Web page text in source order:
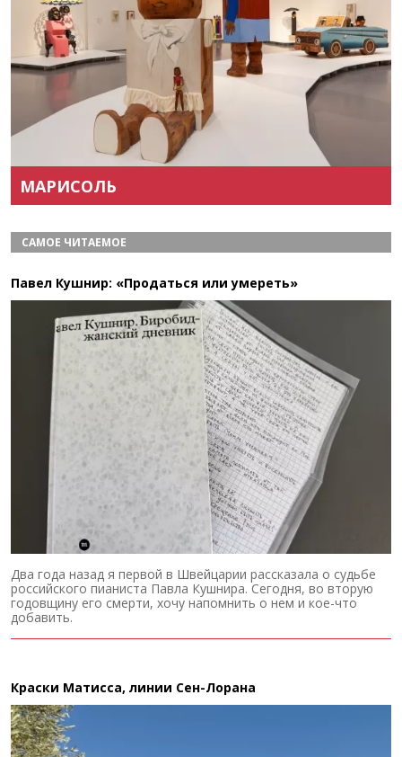
МАРИСОЛЬ
САМОЕ ЧИТАЕМОЕ
Павел Кушнир: «Продаться или умереть»
Два года назад я первой в Швейцарии рассказала о судьбе
российского пианиста Павла Кушнира. Сегодня, во вторую
годовщину его смерти, хочу напомнить о нем и кое-что
добавить.
Краски Матисса, линии Сен-Лорана